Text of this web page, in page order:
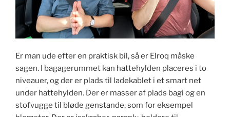
Er man ude efter en praktisk bil, så er Elroq måske
sagen. I bagagerummet kan hattehylden placeres i to
niveauer, og der er plads til ladekablet i et smart net
under hattehylden. Der er masser af plads bagi og en
stofvugge til bløde genstande, som for eksempel